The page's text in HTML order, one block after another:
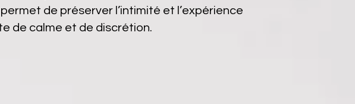
de préserver l’intimité et l’expérience
de calme et de discrétion.